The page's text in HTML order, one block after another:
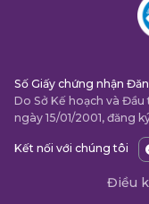
Số Giấy chứng nhận
Do Sở Kế hoạch và Đầu
ngày 15/01/2001, đăng
Kết nối với chúng tôi
Điều